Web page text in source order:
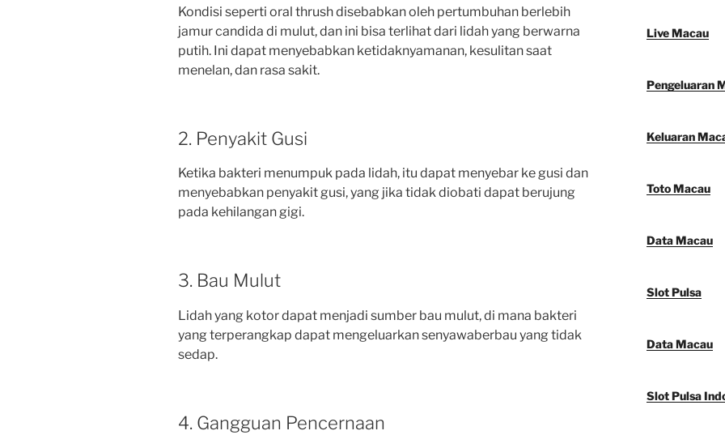
Kondisi seperti oral thrush disebabkan oleh pertumbuhan berlebih
jamur candida di mulut, dan ini bisa terlihat dari lidah yang berwarna
putih. Ini dapat menyebabkan ketidaknyamanan, kesulitan saat
menelan, dan rasa sakit.
2. Penyakit Gusi
Ketika bakteri menumpuk pada lidah, itu dapat menyebar ke gusi dan
menyebabkan penyakit gusi, yang jika tidak diobati dapat berujung
pada kehilangan gigi.
3. Bau Mulut
Lidah yang kotor dapat menjadi sumber bau mulut, di mana bakteri
yang terperangkap dapat mengeluarkan senyawaberbau yang tidak
sedap.
4. Gangguan Pencernaan
Live Macau
Pengeluaran
Keluaran
Toto Macau
Data Macau
Slot Pulsa
Data Macau
Slot Pulsa